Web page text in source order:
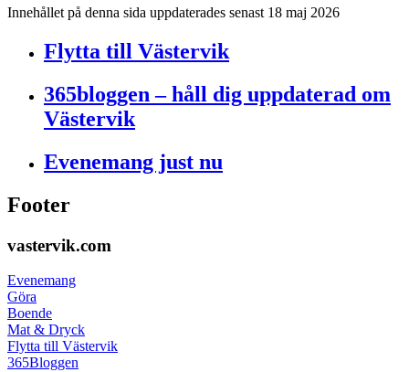
Innehållet på denna sida uppdaterades senast 18 maj 2026
Flytta till Västervik
365bloggen – håll dig uppdaterad om
Västervik
Evenemang just nu
Footer
vastervik.com
Evenemang
Göra
Boende
Mat & Dryck
Flytta till Västervik
365Bloggen